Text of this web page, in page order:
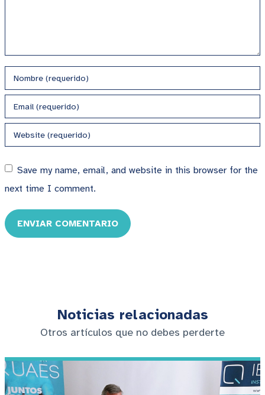
Save my name, email, and website in this browser for the
next time I comment.
ENVIAR COMENTARIO
Noticias relacionadas
Otros artículos que no debes perderte